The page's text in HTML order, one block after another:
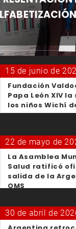
15 de junio de
Fundación
Papa León XIV
los niños Wichí
22 de mayo de
La Asamblea
Salud ratificó
salida de la
OMS
30 de abril de